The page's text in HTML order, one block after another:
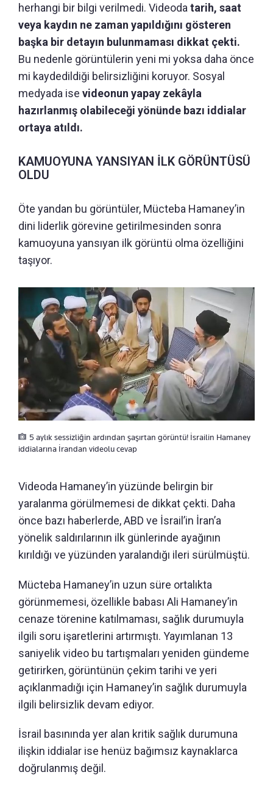
herhangi bir bilgi verilmedi. Videoda tarih, saat
veya kaydın ne zaman yapıldığını gösteren
başka bir detayın bulunmaması dikkat çekti.
Bu nedenle görüntülerin yeni mi yoksa daha önce
mi kaydedildiği belirsizliğini koruyor. Sosyal
medyada ise videonun yapay zekâyla
hazırlanmış olabileceği yönünde bazı iddialar
ortaya atıldı.
KAMUOYUNA YANSIYAN İLK GÖRÜNTÜSÜ
OLDU
Öte yandan bu görüntüler, Mücteba Hamaney’in
dini liderlik görevine getirilmesinden sonra
kamuoyuna yansıyan ilk görüntü olma özelliğini
taşıyor.
5 aylık sessizliğin ardından şaşırtan görüntü! İsrailin Hamaney
iddialarına İrandan videolu cevap
Videoda Hamaney’in yüzünde belirgin bir
yaralanma görülmemesi de dikkat çekti. Daha
önce bazı haberlerde, ABD ve İsrail’in İran’a
yönelik saldırılarının ilk günlerinde ayağının
kırıldığı ve yüzünden yaralandığı ileri sürülmüştü.
Mücteba Hamaney’in uzun süre ortalıkta
görünmemesi, özellikle babası Ali Hamaney’in
cenaze törenine katılmaması, sağlık durumuyla
ilgili soru işaretlerini artırmıştı. Yayımlanan 13
saniyelik video bu tartışmaları yeniden gündeme
getirirken, görüntünün çekim tarihi ve yeri
açıklanmadığı için Hamaney’in sağlık durumuyla
ilgili belirsizlik devam ediyor.
İsrail basınında yer alan kritik sağlık durumuna
ilişkin iddialar ise henüz bağımsız kaynaklarca
doğrulanmış değil.